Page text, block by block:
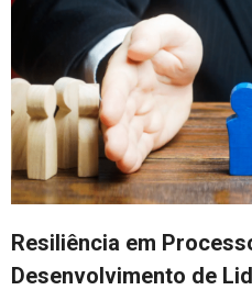
Resiliência em
Desenvolvimento de